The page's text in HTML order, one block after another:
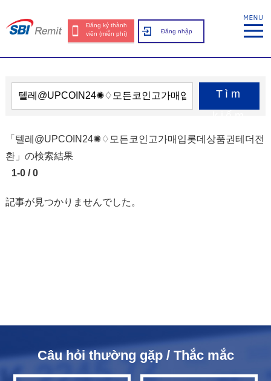
Đăng ký thành
viên (miễn phí)
Đăng nhập
Tìm
「텔레@UPCOIN24✺♢모든코인고가매입롯데상품권테더전
환」の検索結果
1-0 / 0
記事が見つかりませんでした。
Câu hỏi thường gặp / Thắc mắc